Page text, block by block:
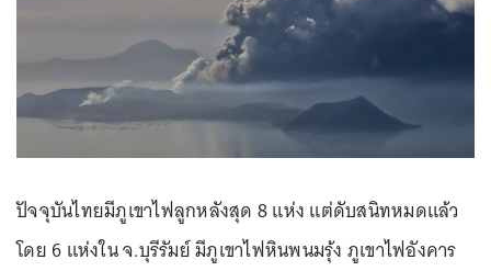
ปัจจุบันไทยมีภูเขาไฟลูกหลังสุด 8 แห่ง แต่ดับสนิทหมดแล้ว
โดย 6 แห่งใน จ.บุรีรัมย์ มีภูเขาไฟหินพนมรุ้ง ภูเขาไฟอังคาร